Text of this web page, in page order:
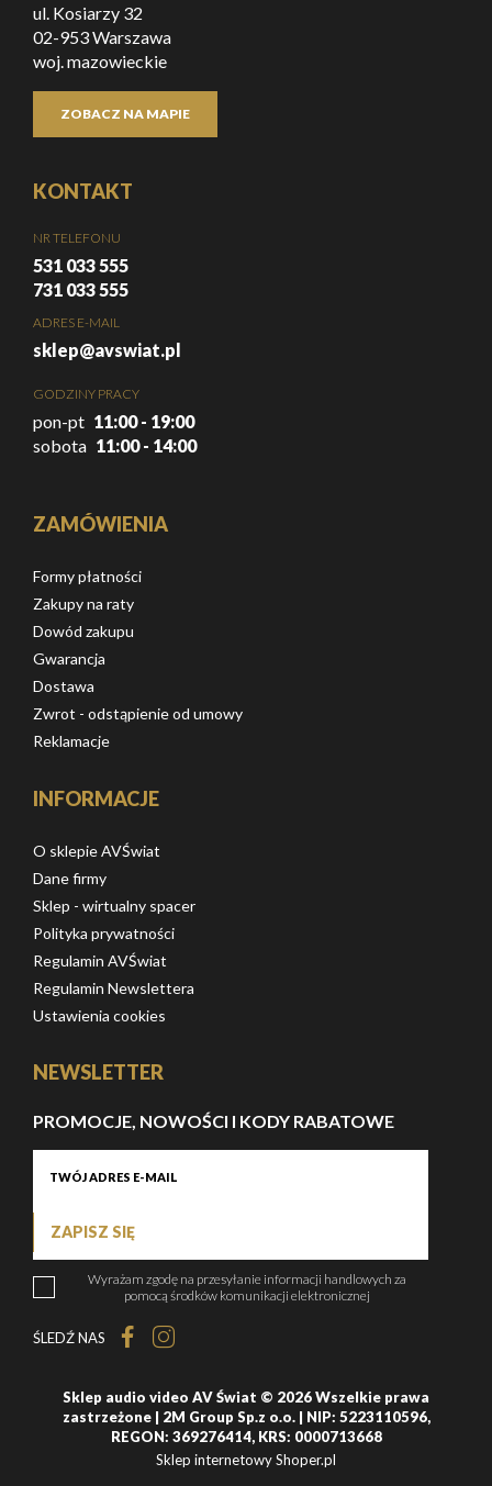
ul. Kosiarzy 32
02-953 Warszawa
woj. mazowieckie
ZOBACZ NA MAPIE
KONTAKT
NR TELEFONU
531 033 555
731 033 555
ADRES E-MAIL
sklep@avswiat.pl
GODZINY PRACY
pon-pt 11:00 - 19:00
sobota 11:00 - 14:00
ZAMÓWIENIA
Formy płatności
Zakupy na raty
Dowód zakupu
Gwarancja
Dostawa
Zwrot - odstąpienie od umowy
Reklamacje
INFORMACJE
O sklepie AVŚwiat
Dane firmy
Sklep - wirtualny spacer
Polityka prywatności
Regulamin AVŚwiat
Regulamin Newslettera
Ustawienia cookies
NEWSLETTER
PROMOCJE, NOWOŚCI I KODY RABATOWE
ZAPISZ SIĘ
Wyrażam zgodę na przesyłanie informacji handlowych za
pomocą środków komunikacji elektronicznej
ŚLEDŹ NAS
Sklep audio video AV Świat © 2026 Wszelkie prawa
zastrzeżone | 2M Group Sp.z o.o. | NIP: 5223110596,
REGON: 369276414, KRS: 0000713668
Sklep internetowy Shoper.pl